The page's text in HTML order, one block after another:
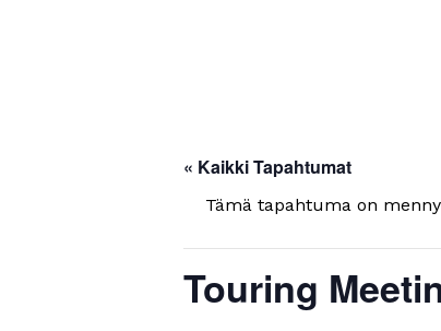
« Kaikki Tapahtumat
Tämä tapahtuma on
Touring